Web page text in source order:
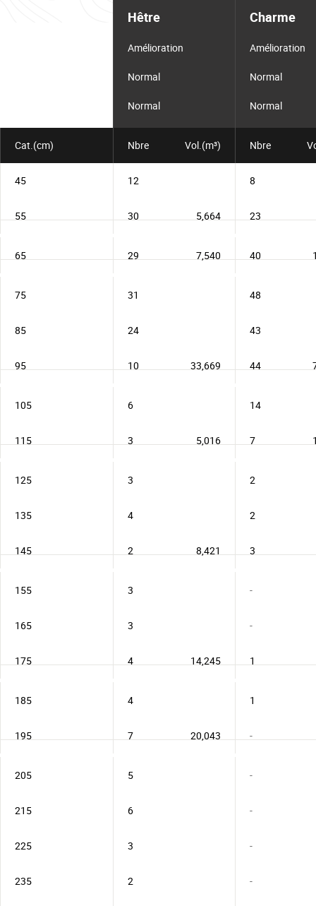
Hêtre Charme
Amélioration Amélioration
Normal Normal
Normal Normal
Cat.(cm) Nbre Vol.(m³) Nbre
45 12 8
55 30 23
5,664
65 29 40
7,540
75 31 48
85 24 43
95 10 44
33,669
105 6 14
115 3 7
5,016
125 3 2
135 4 2
145 2 3
8,421
155 3 -
165 3 -
175 4 1
14,245
185 4 1
195 7 -
20,043
205 5 -
215 6 -
225 3 -
235 2 -